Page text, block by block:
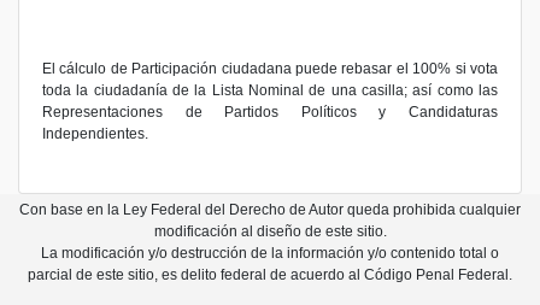
El cálculo de Participación ciudadana puede rebasar el 100% si vota
toda la ciudadanía de la Lista Nominal de una casilla; así como las
Representaciones de Partidos Políticos y Candidaturas
Independientes.
Con base en la Ley Federal del Derecho de Autor queda prohibida cualquier
modificación al diseño de este sitio.
La modificación y/o destrucción de la información y/o contenido total o
parcial de este sitio, es delito federal de acuerdo al Código Penal Federal.